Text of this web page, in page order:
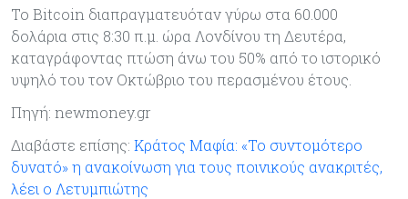
Το Bitcoin διαπραγματευόταν γύρω στα 60.000
δολάρια στις 8:30 π.μ. ώρα Λονδίνου τη Δευτέρα,
καταγράφοντας πτώση άνω του 50% από το ιστορικό
υψηλό του τον Οκτώβριο του περασμένου έτους.
Πηγή: newmoney.gr
Διαβάστε επίσης: Κράτος Μαφία: «Το συντομότερο
δυνατό» η ανακοίνωση για τους ποινικούς ανακριτές,
λέει ο Λετυμπιώτης